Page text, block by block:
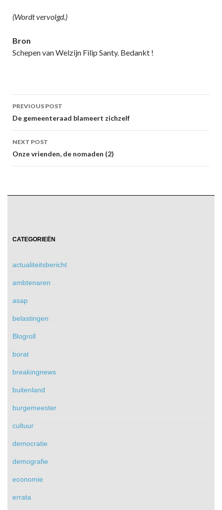
(Wordt vervolgd.)
Bron
Schepen van Welzijn Filip Santy. Bedankt !
Post
navigation
PREVIOUS POST
De gemeenteraad blameert zichzelf
NEXT POST
Onze vrienden, de nomaden (2)
CATEGORIEËN
actualiteitsbericht
ambtenaren
asap
belastingen
Blogroll
borat
breakingnews
buitenland
burgemeester
cultuur
democratie
demografie
economie
errata